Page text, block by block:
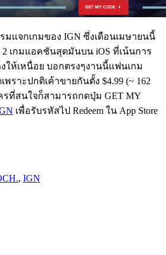
แจกเกมของ IGN ซึ่งเดือนเมษายนนี้
2 เกมแอคชันสุดมันบน iOS ที่เน้นการ
ให้เหนื่อย บอกตรงๆงานนี้แฟนเกม
ราะปกติเค้าขายกันตั้ง $4.99 (~ 162
รที่สนใจก็สามารถกดปุ่ม GET MY
เพื่อรับรหัสไป Redeem ใน App Store
, IGN